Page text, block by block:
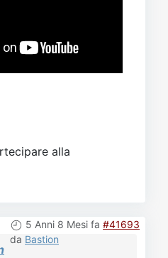
alla
5 Anni 8 Mesi fa #41693
da Bastion